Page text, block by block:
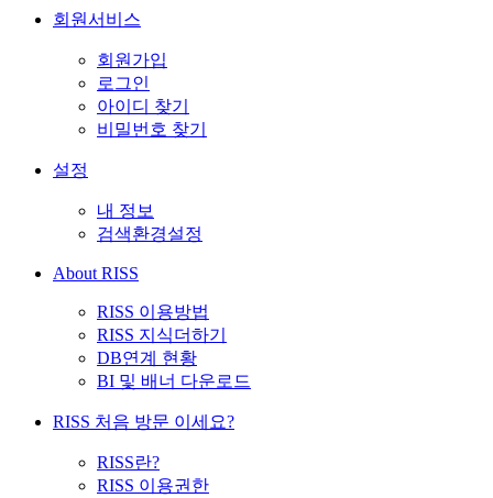
회원서비스
회원가입
로그인
아이디 찾기
비밀번호 찾기
설정
내 정보
검색환경설정
About RISS
RISS 이용방법
RISS 지식더하기
DB연계 현황
BI 및 배너 다운로드
RISS 처음 방문 이세요?
RISS란?
RISS 이용권한